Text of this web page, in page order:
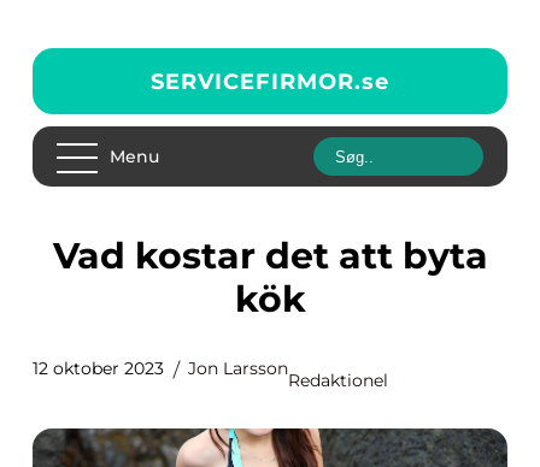
SERVICEFIRMOR.se
Menu
Vad kostar det att byta
kök
12 oktober 2023 Jon Larsson
Redaktionel